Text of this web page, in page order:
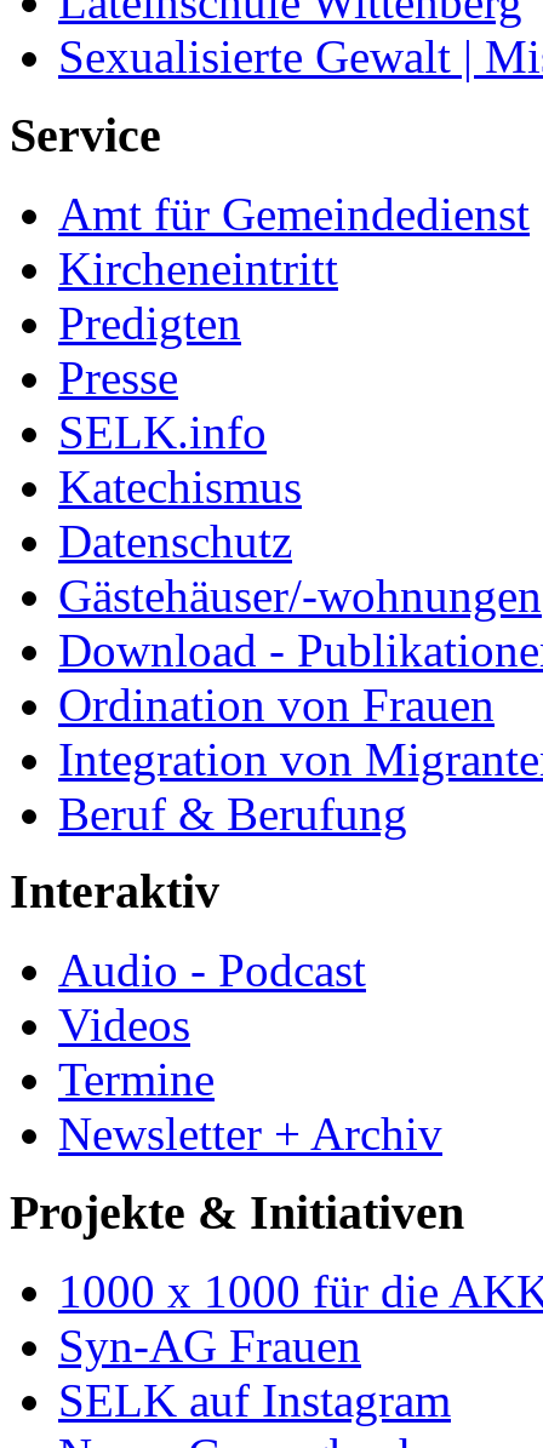
Sexualisierte Gewalt |
Service
Amt für Gemeindedienst
Kircheneintritt
Predigten
Presse
SELK.info
Katechismus
Datenschutz
Gästehäuser/-wohnungen
Download -
Ordination von Frauen
Integration von
Beruf & Berufung
Interaktiv
Audio - Podcast
Videos
Termine
Newsletter + Archiv
Projekte & Initiativen
1000 x 1000 für die
Syn-AG Frauen
SELK auf Instagram